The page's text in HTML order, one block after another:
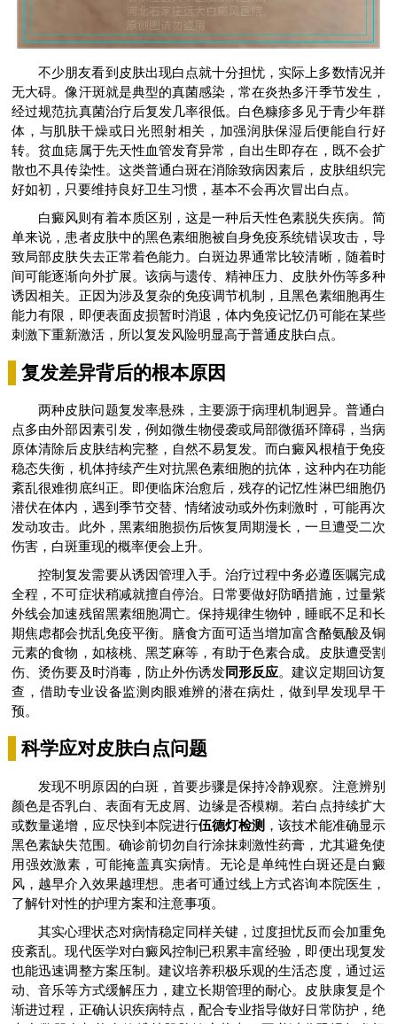
不少朋友看到皮肤出现白点就十分担忧，实际上多数情况并
无大碍。像汗斑就是典型的真菌感染，常在炎热多汗季节发生，
经过规范抗真菌治疗后复发几率很低。白色糠疹多见于青少年群
体，与肌肤干燥或日光照射相关，加强润肤保湿后便能自行好
转。贫血痣属于先天性血管发育异常，自出生即存在，既不会扩
散也不具传染性。这类普通白斑在消除致病因素后，皮肤组织完
好如初，只要维持良好卫生习惯，基本不会再次冒出白点。
白癜风则有着本质区别，这是一种后天性色素脱失疾病。简
单来说，患者皮肤中的黑色素细胞被自身免疫系统错误攻击，导
致局部皮肤失去正常着色能力。白斑边界通常比较清晰，随着时
间可能逐渐向外扩展。该病与遗传、精神压力、皮肤外伤等多种
诱因相关。正因为涉及复杂的免疫调节机制，且黑色素细胞再生
能力有限，即便表面皮损暂时消退，体内免疫记忆仍可能在某些
刺激下重新激活，所以复发风险明显高于普通皮肤白点。
复发差异背后的根本原因
两种皮肤问题复发率悬殊，主要源于病理机制迥异。普通白
点多由外部因素引发，例如微生物侵袭或局部微循环障碍，当病
原体清除后皮肤结构完整，自然不易复发。而白癜风根植于免疫
稳态失衡，机体持续产生对抗黑色素细胞的抗体，这种内在功能
紊乱很难彻底纠正。即便临床治愈后，残存的记忆性淋巴细胞仍
潜伏在体内，遇到季节交替、情绪波动或外伤刺激时，可能再次
发动攻击。此外，黑素细胞损伤后恢复周期漫长，一旦遭受二次
伤害，白斑重现的概率便会上升。
控制复发需要从诱因管理入手。治疗过程中务必遵医嘱完成
全程，不可症状稍减就擅自停治。日常要做好防晒措施，过量紫
外线会加速残留黑素细胞凋亡。保持规律生物钟，睡眠不足和长
期焦虑都会扰乱免疫平衡。膳食方面可适当增加富含酪氨酸及铜
元素的食物，如核桃、黑芝麻等，有助于色素合成。皮肤遭受割
伤、烫伤要及时消毒，防止外伤诱发同形反应。建议定期回访复
查，借助专业设备监测肉眼难辨的潜在病灶，做到早发现早干
预。
科学应对皮肤白点问题
发现不明原因的白斑，首要步骤是保持冷静观察。注意辨别
颜色是否乳白、表面有无皮屑、边缘是否模糊。若白点持续扩大
或数量递增，应尽快到本院进行伍德灯检测 ，该技术能准确显示
黑色素缺失范围。确诊前切勿自行涂抹刺激性药膏，尤其避免使
用强效激素，可能掩盖真实病情。无论是单纯性白斑还是白癜
风，越早介入效果越理想。患者可通过线上方式咨询本院医生，
了解针对性的护理方案和注意事项。
其实心理状态对病情稳定同样关键，过度担忧反而会加重免
疫紊乱。现代医学对白癜风控制已积累丰富经验，即便出现复发
也能迅速调整方案压制。建议培养积极乐观的生活态度，通过运
动、音乐等方式缓解压力，建立长期管理的耐心。皮肤康复是个
渐进过程，正确认识疾病特点，配合专业指导做好日常防护，绝